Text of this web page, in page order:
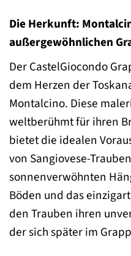
Die Herkunft:
außergewöhnlichen
Der CastelGiocondo
dem Herzen der
Montalcino. Diese
weltberühmt für ihren
bietet die idealen
von Sangiovese-
sonnenverwöhnten
Böden und das
den Trauben ihren
der sich später im